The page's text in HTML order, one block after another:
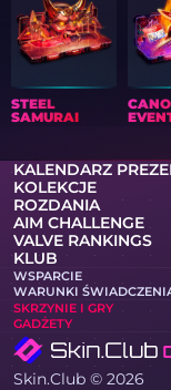
STEEL
SAMURAI
KALENDARZ
KOLEKCJE
ROZDANIA
AIM CHALLENGE
VALVE RANKINGS
KLUB
WSPARCIE
WARUNKI
SKRZYNIE I GRY
GADŻETY
Skin.Club © 2026